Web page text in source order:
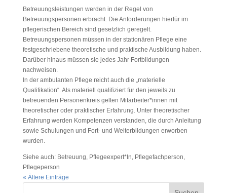
Betreuungsleistungen werden in der Regel von
Betreuungspersonen erbracht. Die Anforderungen hierfür im
pflegerischen Bereich sind gesetzlich geregelt.
Betreuungspersonen müssen in der stationären Pflege eine
festgeschriebene theoretische und praktische Ausbildung haben.
Darüber hinaus müssen sie jedes Jahr Fortbildungen
nachweisen.
In der ambulanten Pflege reicht auch die „materielle
Qualifikation“. Als materiell qualifiziert für den jeweils zu
betreuenden Personenkreis gelten Mitarbeiter*innen mit
theoretischer oder praktischer Erfahrung. Unter theoretischer
Erfahrung werden Kompetenzen verstanden, die durch Anleitung
sowie Schulungen und Fort- und Weiterbildungen erworben
wurden.
Siehe auch: Betreuung, Pflegeexpert*In, Pflegefachperson,
Pflegeperson
« Ältere Einträge